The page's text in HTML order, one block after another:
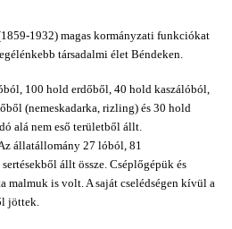
1932) magas kormányzati funkciókat
társadalmi élet Béndeken.
100 hold erdőből, 40 hold kaszálóból,
(nemeskadarka, rizling) és 30 hold
alá nem eső területből állt.
állatállomány 27 lóból, 81
állt össze. Cséplőgépük és
malmuk is volt. A saját cselédségen kívül a
jöttek.